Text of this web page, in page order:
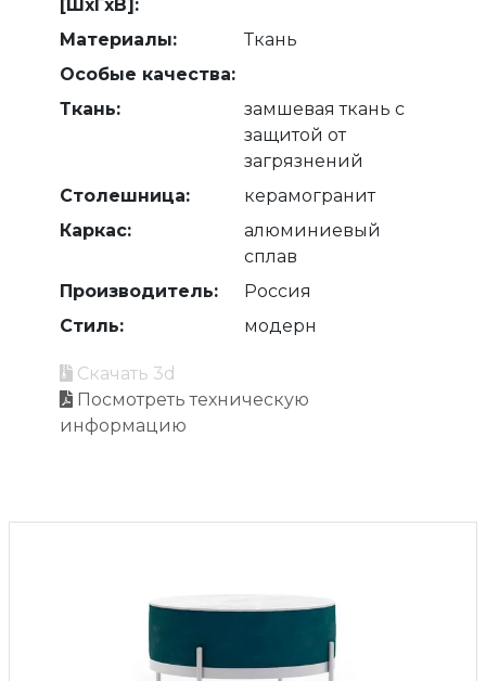
[ШхГхВ]:
Материалы:
Ткань
Особые качества:
Ткань:
замшевая ткань с
защитой от
загрязнений
Столешница:
керамогранит
Каркас:
алюминиевый
сплав
Производитель:
Россия
Стиль:
модерн
Скачать 3d
Посмотреть техническую
информацию